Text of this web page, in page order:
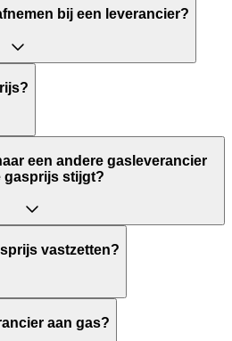
bij een leverancier?
een andere gasleverancier
gasprijs stijgt?
vastzetten?
aan gas?